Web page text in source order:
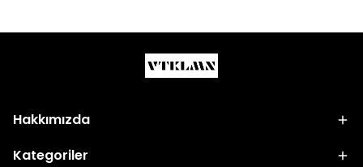
Hakkımızda
Kategoriler